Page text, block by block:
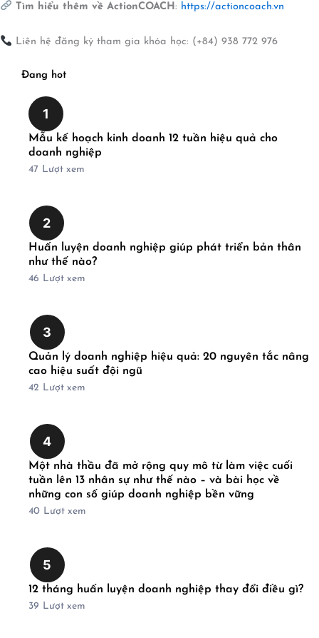
Đang hot
1
Mẫu kế hoạch kinh doanh 12 tuần hiệu quả cho
doanh nghiệp
47 Lượt xem
2
Huấn luyện doanh nghiệp giúp phát triển bản thân
như thế nào?
46 Lượt xem
3
Quản lý doanh nghiệp hiệu quả: 20 nguyên tắc nâng
cao hiệu suất đội ngũ
42 Lượt xem
4
Một nhà thầu đã mở rộng quy mô từ làm việc cuối
tuần lên 13 nhân sự như thế nào – và bài học về
những con số giúp doanh nghiệp bền vững
40 Lượt xem
5
12 tháng huấn luyện doanh nghiệp thay đổi điều gì?
39 Lượt xem
Tìm hiểu thêm về ActionCOACH : https://actioncoach.vn
Liên hệ đăng ký tham gia khóa học: (+84) 938 772 976